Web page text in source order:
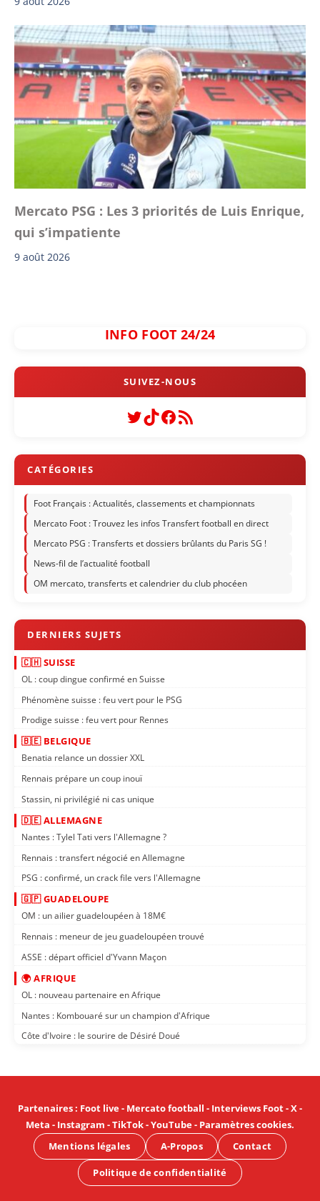
Mercato PSG : Les 3 priorités de Luis Enrique,
qui s’impatiente
9 août 2026
INFO FOOT 24/24
Twitter
TikTok
Facebook
Flux RSS
Foot Français : Actualités, classements et championnats
Mercato Foot : Trouvez les infos Transfert football en direct
Mercato PSG : Transferts et dossiers brûlants du Paris SG !
News-fil de l’actualité football
OM mercato, transferts et calendrier du club phocéen
🇨🇭 SUISSE
OL : coup dingue confirmé en Suisse
Phénomène suisse : feu vert pour le PSG
Prodige suisse : feu vert pour Rennes
🇧🇪 BELGIQUE
Benatia relance un dossier XXL
Rennais prépare un coup inouï
Stassin, ni privilégié ni cas unique
🇩🇪 ALLEMAGNE
Nantes : Tylel Tati vers l'Allemagne ?
Rennais : transfert négocié en Allemagne
PSG : confirmé, un crack file vers l'Allemagne
🇬🇵 GUADELOUPE
OM : un ailier guadeloupéen à 18M€
Rennais : meneur de jeu guadeloupéen trouvé
ASSE : départ officiel d'Yvann Maçon
🌍 AFRIQUE
OL : nouveau partenaire en Afrique
Nantes : Kombouaré sur un champion d'Afrique
Côte d'Ivoire : le sourire de Désiré Doué
Partenaires: Foot live- Mercato football - Interviews Foot-X-
Meta - Instagram -TikTok-YouTube- Paramètres cookies.
Mentions légales
A-Propos Contact
Politique de confidentialité